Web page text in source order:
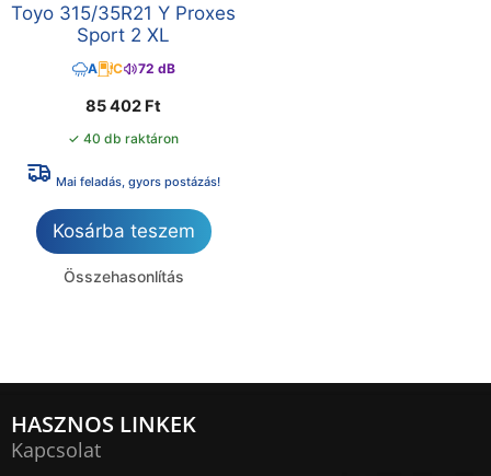
Toyo 315/35R21 Y Proxes
Sport 2 XL
A C 72 dB
85 402 Ft
✓ 40 db raktáron
Mai feladás, gyors postázás!
Kosárba teszem
Összehasonlítás
HASZNOS LINKEK
Kapcsolat